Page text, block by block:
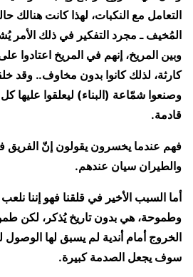
التعامل مع النكبات، لهذا كانت هنالك
المُخيف ـ مجرد التفكير في ذلك الأمر
وبين المريخ، إنهم في المريخ اعتادوا
كارثة، لذلك كانوا بدون مخاوف.. وقد
قادمة.
فهم عندما يخسرون يقولون إنّ الفريق
والطيران سيان عندهم.
أما السبب الأخير في قلقنا فهو إننا
وطموحة، هي بدون تاريخ يُذكر، لكن
الخروج أمام أندية لم يسبق لها
سوف يجعل الصدمة كبيرة.